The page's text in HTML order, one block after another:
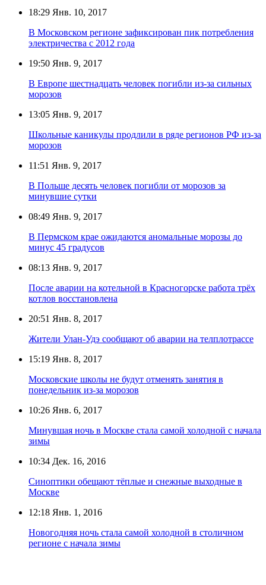
18:29 Янв. 10, 2017
В Московском регионе зафиксирован пик потребления
электричества с 2012 года
19:50 Янв. 9, 2017
В Европе шестнадцать человек погибли из-за сильных
морозов
13:05 Янв. 9, 2017
Школьные каникулы продлили в ряде регионов РФ из-за
морозов
11:51 Янв. 9, 2017
В Польше десять человек погибли от морозов за
минувшие сутки
08:49 Янв. 9, 2017
В Пермском крае ожидаются аномальные морозы до
минус 45 градусов
08:13 Янв. 9, 2017
После аварии на котельной в Красногорске работа трёх
котлов восстановлена
20:51 Янв. 8, 2017
Жители Улан-Удэ сообщают об аварии на телплотрассе
15:19 Янв. 8, 2017
Московские школы не будут отменять занятия в
понедельник из-за морозов
10:26 Янв. 6, 2017
Минувшая ночь в Москве стала самой холодной с начала
зимы
10:34 Дек. 16, 2016
Синоптики обещают тёплые и снежные выходные в
Москве
12:18 Янв. 1, 2016
Новогодняя ночь стала самой холодной в столичном
регионе с начала зимы